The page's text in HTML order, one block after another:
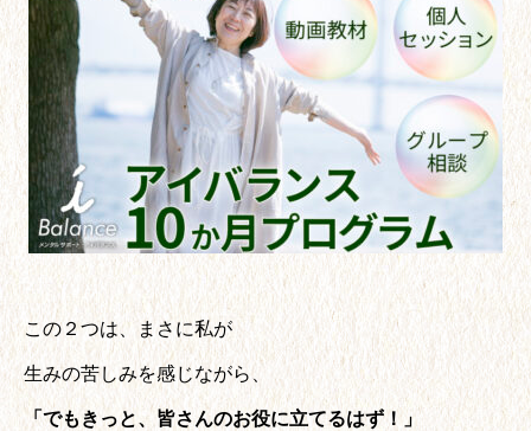
この２つは、まさに私が
生みの苦しみを感じながら、
「でもきっと、皆さんのお役に立てるはず！」